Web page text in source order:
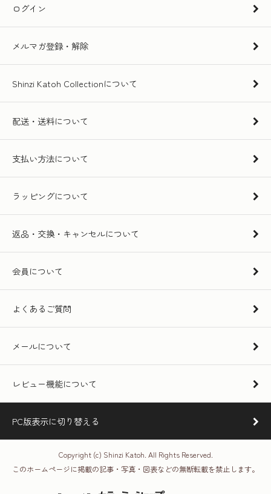
ログイン
メルマガ登録・解除
Shinzi Katoh Collectionについて
配送・送料について
支払い方法について
ラッピングについて
返品・交換・キャンセルについて
会員について
よくあるご質問
メールについて
レビュー機能について
PC版表示に切り替える
Copyright (c) Shinzi Katoh. All Rights Reserved.
このホームページに掲載の記事・写真・図表などの無断転載を禁止します。